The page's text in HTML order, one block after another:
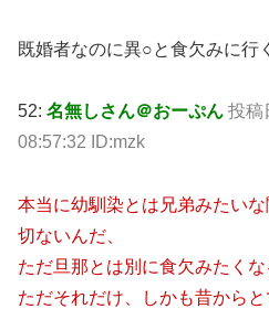
既婚者なのに異○と食欠みに行
52: 名無しさん＠おーぷん 投稿
08:57:32 ID:mzk
本当に幼馴染とは兄弟みたい
切ないんだ、
ただ旦那とは別に食欠みたく
ただそれだけ、しかも昔から